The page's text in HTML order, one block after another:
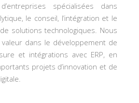
spécialisées dans
le conseil, l’intégration et le
solutions technologiques. Nous
dans le développement de
et intégrations avec ERP, en
projets d’innovation et de